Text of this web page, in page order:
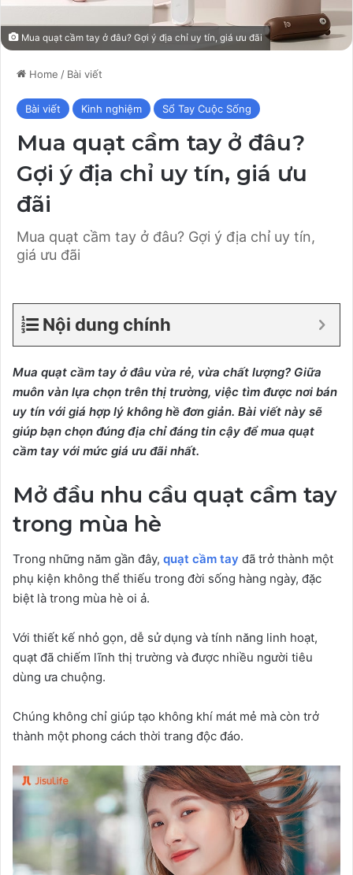
Mua quạt cầm tay ở đâu? Gợi ý địa chỉ uy tín, giá ưu đãi
Home / Bài viết
Bài viết Kinh nghiệm Sổ Tay Cuộc Sống
Mua quạt cầm tay ở đâu?
Gợi ý địa chỉ uy tín, giá ưu
đãi
Mua quạt cầm tay ở đâu? Gợi ý địa chỉ uy tín,
giá ưu đãi
Nội dung chính
Mua quạt cầm tay ở đâu vừa rẻ, vừa chất lượng? Giữa
muôn vàn lựa chọn trên thị trường, việc tìm được nơi bán
uy tín với giá hợp lý không hề đơn giản. Bài viết này sẽ
giúp bạn chọn đúng địa chỉ đáng tin cậy để mua quạt
cầm tay với mức giá ưu đãi nhất.
Mở đầu nhu cầu quạt cầm tay
trong mùa hè
Trong những năm gần đây, quạt cầm tay đã trở thành một
phụ kiện không thể thiếu trong đời sống hàng ngày, đặc
biệt là trong mùa hè oi ả.
Với thiết kế nhỏ gọn, dễ sử dụng và tính năng linh hoạt,
quạt đã chiếm lĩnh thị trường và được nhiều người tiêu
dùng ưa chuộng.
Chúng không chỉ giúp tạo không khí mát mẻ mà còn trở
thành một phong cách thời trang độc đáo.